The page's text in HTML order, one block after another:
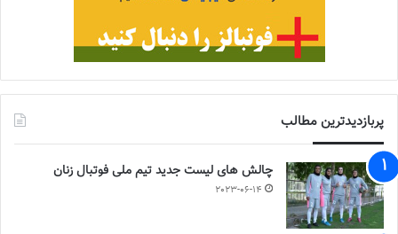
پربازدیدترین مطالب
چالش هاى ليست جدید تيم ملى فوتبال زنان
2023-06-14